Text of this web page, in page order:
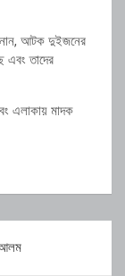
আটক দুইজনের
এবং তাদের
এলাকায় মাদক
আলম